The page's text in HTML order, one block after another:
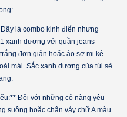
là combo kinh điển nhưng
xanh dương với quần jeans
đơn giản hoặc áo sơ mi kẻ
mái. Sắc xanh dương của túi sẽ
Đối với những cô nàng yêu
suông hoặc chân váy chữ A màu